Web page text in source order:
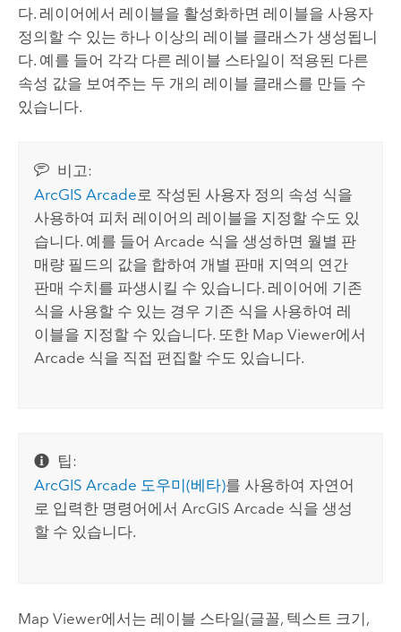
다. 레이어에서 레이블을 활성화하면 레이블을 사용자
정의할 수 있는 하나 이상의 레이블 클래스가 생성됩니
다. 예를 들어 각각 다른 레이블 스타일이 적용된 다른
속성 값을 보여주는 두 개의 레이블 클래스를 만들 수
있습니다.
비고:
ArcGIS Arcade 로 작성된 사용자 정의 속성 식을
사용하여 피처 레이어의 레이블을 지정할 수도 있
습니다. 예를 들어Arcade 식을 생성하면 월별 판
매량 필드의 값을 합하여 개별 판매 지역의 연간
판매 수치를 파생시킬 수 있습니다. 레이어에 기존
식을 사용할 수 있는 경우 기존 식을 사용하여 레
이블을 지정할 수 있습니다. 또한 Map Viewer에서
Arcade 식을 직접 편집할 수도 있습니다.
팁:
ArcGIS Arcade 도우미(베타)를 사용하여 자연어
로 입력한 명령어에서ArcGIS Arcade 식을 생성
할 수 있습니다.
Map Viewer에서는 레이블 스타일(글꼴, 텍스트 크기,